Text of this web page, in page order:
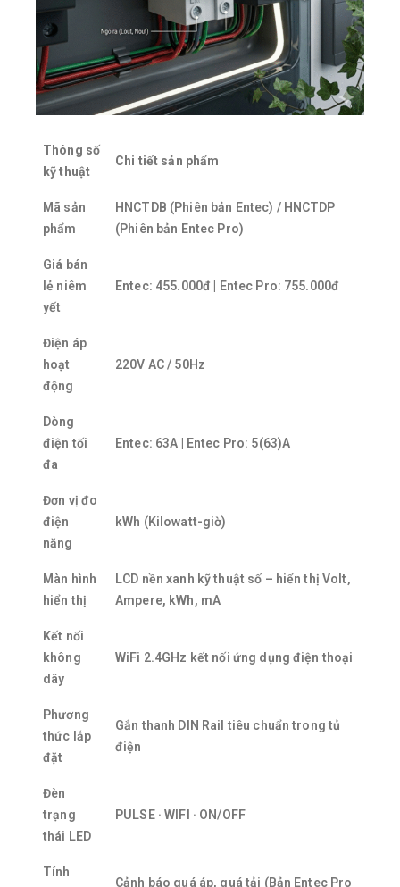
Thông số
kỹ thuật
Chi tiết sản phẩm
Mã sản
phẩm
HNCTDB (Phiên bản Entec) / HNCTDP
(Phiên bản Entec Pro)
Giá bán
lẻ niêm
yết
Entec: 455.000đ | Entec Pro: 755.000đ
Điện áp
hoạt
động
220V AC / 50Hz
Dòng
điện tối
đa
Entec: 63A | Entec Pro: 5(63)A
Đơn vị đo
điện
năng
kWh (Kilowatt-giờ)
Màn hình
hiển thị
LCD nền xanh kỹ thuật số – hiển thị Volt,
Ampere, kWh, mA
Kết nối
không
dây
WiFi 2.4GHz kết nối ứng dụng điện thoại
Phương
thức lắp
đặt
Gắn thanh DIN Rail tiêu chuẩn trong tủ
điện
Đèn
trạng
thái LED
PULSE · WIFI · ON/OFF
Tính
Cảnh báo quá áp, quá tải (Bản Entec Pro